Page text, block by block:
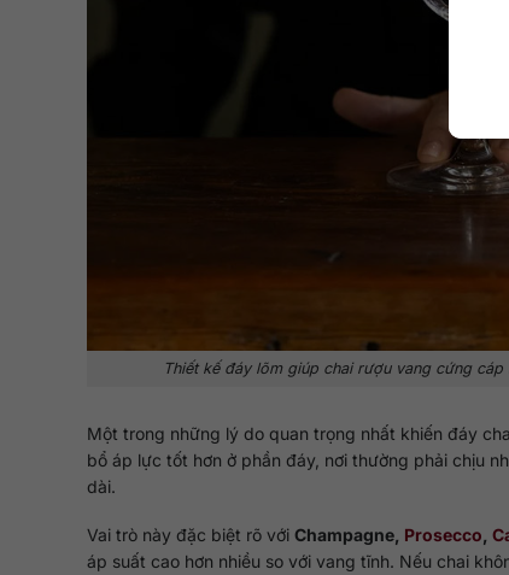
Thiết kế đáy lõm giúp chai rượu vang cứng
Một trong những lý do quan trọng nhất khiến đáy
bổ áp lực tốt hơn ở phần đáy, nơi thường phải chịu
dài.
Vai trò này đặc biệt rõ với Champagne, Prosecco
áp suất cao hơn nhiều so với vang tĩnh. Nếu chai